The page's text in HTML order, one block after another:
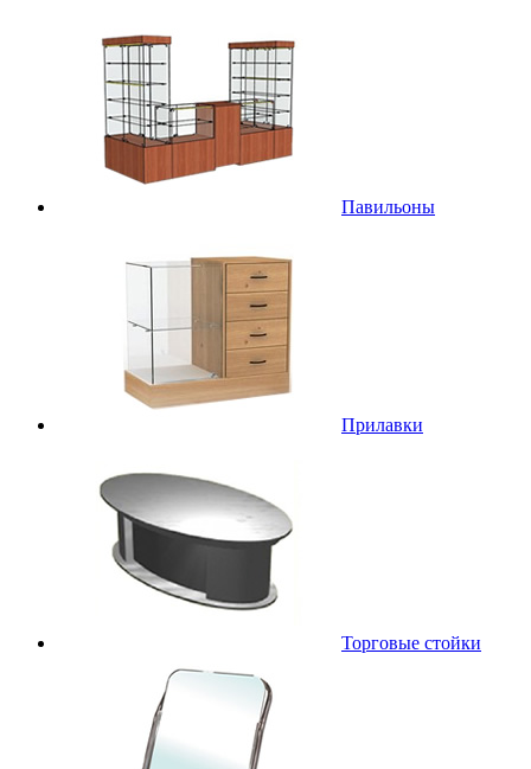
Павильоны
Прилавки
Торговые стойки